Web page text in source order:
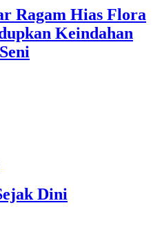
Ragam Hias Flora
Keindahan
Dini